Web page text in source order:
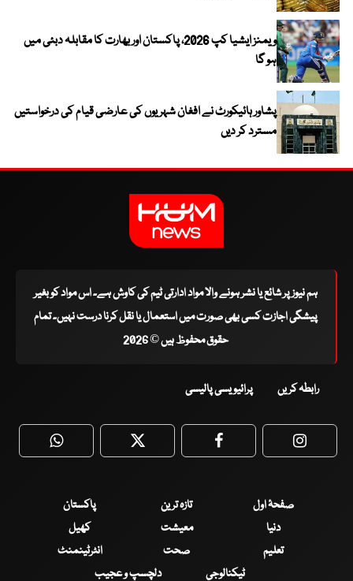
ویمنز ایشیا کپ 2026، پاکستان اور بھارت کا مقابلہ دبئی میں
ہو گا
پشاور ہائیکورٹ نے افغان شہریوں کی عارضی قیام کی درخواستیں
مسترد کر دیں
ہم نیوز پر شائع یا نشر ہونے والا مواد ادارتی ٹیم کی کاوش ہے۔ اس مواد کو بغیر
پیشگی اجازت کسی بھی صورت میں استعمال یا نقل کرنا درست نہیں۔ تمام
حقوق محفوظ ہیں © 2026
رابطہ کریں پرائیویسی پالیسی
WhatsApp Twitter Facebook
صفحۂ اول تازہ ترین
پاکستان
دنیا
معیشت
کھیل
تعلیم
صحت
انٹرٹینمنٹ
ٹیکنالوجی
دلچسپ و عجیب